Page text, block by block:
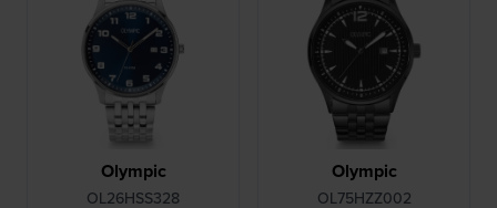
Olympic
OL26HSS328
Olympic
OL75HZZ002